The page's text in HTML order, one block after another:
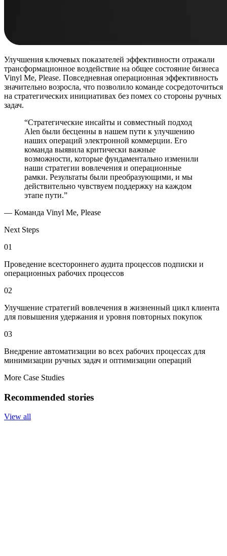
Улучшения ключевых показателей эффективности отражали
трансформационное воздействие на общее состояние бизнеса
Vinyl Me, Please. Повседневная операционная эффективность
значительно возросла, что позволило команде сосредоточиться
на стратегических инициативах без помех со стороны ручных
задач.
“Стратегические инсайты и совместный подход
Alen были бесценны в нашем пути к улучшению
наших операций электронной коммерции. Его
команда выявила критически важные
возможности, которые фундаментально изменили
наши стратегии вовлечения и операционные
рамки. Результаты были преобразующими, и мы
действительно чувствуем поддержку на каждом
этапе пути.”
— Команда Vinyl Me, Please
Next Steps
01
Проведение всестороннего аудита процессов подписки и
операционных рабочих процессов
02
Улучшение стратегий вовлечения в жизненный цикл клиента
для повышения удержания и уровня повторных покупок
03
Внедрение автоматизации во всех рабочих процессах для
минимизации ручных задач и оптимизации операций
More Case Studies
Recommended stories
View all